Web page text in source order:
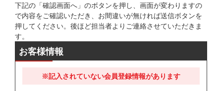
下記の「確認画面へ」のボタンを押し、画面が変わりますの
で内容をご確認いただき、お間違いが無ければ送信ボタンを
押してください。後ほど担当者よりご連絡させていただきま
す。
お客様情報
※記入されていない会員登録情報があります